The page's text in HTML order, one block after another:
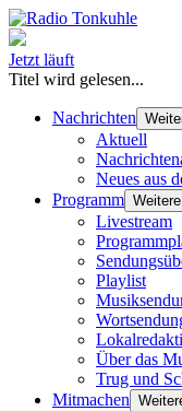
Jetzt läuft
Titel wird gelesen...
Nachrichten
Aktuell
Neues aus
Programm
Livestream
Playlist
Über das
Trug und
Mitmachen